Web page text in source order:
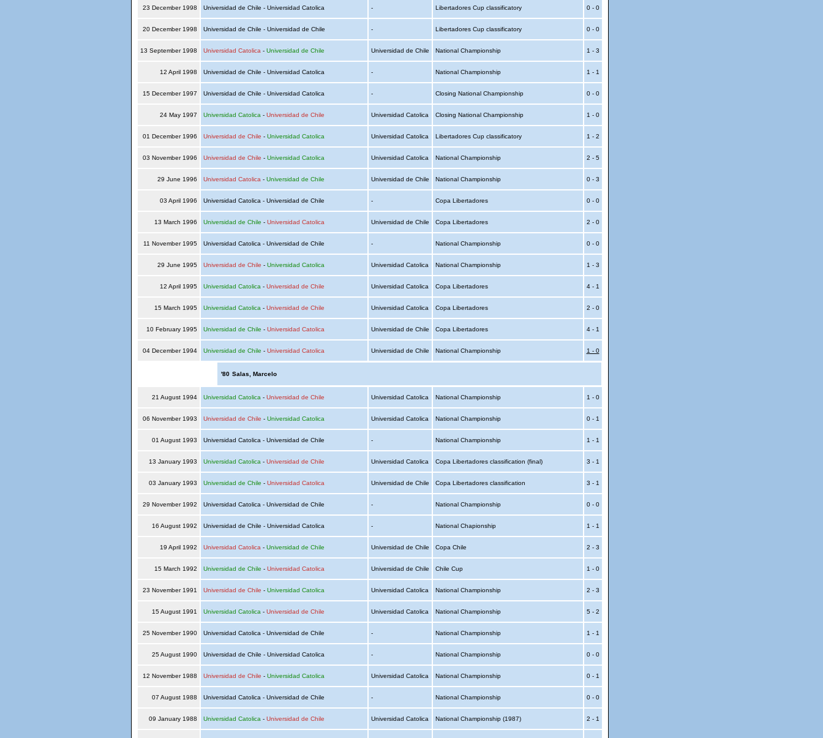
23 December 1998 Universidad de Chile - Universidad Catolica - Libertadores Cup classificatory 0 - 0
20 December 1998 Universidad de Chile - Universidad de Chile - Libertadores Cup classificatory 0 - 0
13 September 1998 Universidad Catolica - Universidad de Chile Universidad de Chile National Championship 1 - 3
12 April 1998 Universidad de Chile - Universidad Catolica - National Championship 1 - 1
15 December 1997 Universidad de Chile - Universidad Catolica - Closing National Championship 0 - 0
24 May 1997 Universidad Catolica - Universidad de Chile Universidad Catolica Closing National Championship 1 - 0
01 December 1996 Universidad de Chile - Universidad Catolica Universidad Catolica Libertadores Cup classificatory 1 - 2
03 November 1996 Universidad de Chile - Universidad Catolica Universidad Catolica National Championship 2 - 5
29 June 1996 Universidad Catolica - Universidad de Chile Universidad de Chile National Championship 0 - 3
03 April 1996 Universidad Catolica - Universidad de Chile - Copa Libertadores 0 - 0
13 March 1996 Universidad de Chile - Universidad Catolica Universidad de Chile Copa Libertadores 2 - 0
11 November 1995 Universidad Catolica - Universidad de Chile - National Championship 0 - 0
29 June 1995 Universidad de Chile - Universidad Catolica Universidad Catolica National Championship 1 - 3
12 April 1995 Universidad Catolica - Universidad de Chile Universidad Catolica Copa Libertadores 4 - 1
15 March 1995 Universidad Catolica - Universidad de Chile Universidad Catolica Copa Libertadores 2 - 0
10 February 1995 Universidad de Chile - Universidad Catolica Universidad de Chile Copa Libertadores 4 - 1
04 December 1994 Universidad de Chile - Universidad Catolica Universidad de Chile National Championship 1 - 0
'80 Salas, Marcelo
21 August 1994 Universidad Catolica - Universidad de Chile Universidad Catolica National Championship 1 - 0
06 November 1993 Universidad de Chile - Universidad Catolica Universidad Catolica National Championship 0 - 1
01 August 1993 Universidad Catolica - Universidad de Chile - National Championship 1 - 1
13 January 1993 Universidad Catolica - Universidad de Chile Universidad Catolica Copa Libertadores classification (final) 3 - 1
03 January 1993 Universidad de Chile - Universidad Catolica Universidad de Chile Copa Libertadores classification 3 - 1
29 November 1992 Universidad Catolica - Universidad de Chile - National Championship 0 - 0
16 August 1992 Universidad de Chile - Universidad Catolica - National Chapionship 1 - 1
19 April 1992 Universidad Catolica - Universidad de Chile Universidad de Chile Copa Chile 2 - 3
15 March 1992 Universidad de Chile - Universidad Catolica Universidad de Chile Chile Cup 1 - 0
23 November 1991 Universidad de Chile - Universidad Catolica Universidad Catolica National Championship 2 - 3
15 August 1991 Universidad Catolica - Universidad de Chile Universidad Catolica National Championship 5 - 2
25 November 1990 Universidad Catolica - Universidad de Chile - National Championship 1 - 1
25 August 1990 Universidad de Chile - Universidad Catolica - National Championship 0 - 0
12 November 1988 Universidad de Chile - Universidad Catolica Universidad Catolica National Championship 0 - 1
07 August 1988 Universidad Catolica - Universidad de Chile - National Championship 0 - 0
09 January 1988 Universidad Catolica - Universidad de Chile Universidad Catolica National Championship (1987) 2 - 1